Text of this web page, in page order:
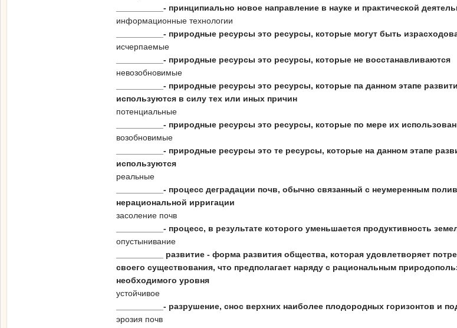
__________- принципиально новое направление в науке и практической
информационные технологии
__________- природные ресурсы это ресурсы, которые могут быть
исчерпаемые
__________- природные ресурсы это ресурсы, которые не восстанавливаются
невозобновимые
__________- природные ресурсы это ресурсы, которые па данном этапе
используются в силу тех или иных причин
потенциальные
__________- природные ресурсы это ресурсы, которые по мере их
возобновимые
__________- природные ресурсы это те ресурсы, которые на данном этапе
используются
реальные
__________- процесс деградации почв, обычно связанный с неумеренным
нерациональной ирригации
засоление почв
__________- процесс, в результате которого уменьшается продуктивность
опустынивание
__________ развитие - форма развития общества, которая удовлетворяет
своего существования, что предполагает наряду с рациональным
необходимого уровня
устойчивое
__________- разрушение, снос верхних наиболее плодородных горизонтов и
эрозия почв